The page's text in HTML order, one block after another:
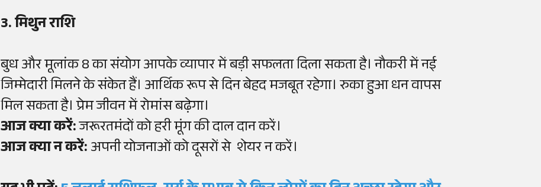
3. मिथुन राशि
बुध और मूलांक 8 का संयोग आपके व्यापार में बड़ी सफलता दिला सकता है। नौकरी में नई
जिम्मेदारी मिलने के संकेत हैं। आर्थिक रूप से दिन बेहद मजबूत रहेगा। रुका हुआ धन वापस
मिल सकता है। प्रेम जीवन में रोमांस बढ़ेगा।
आज क्या करें:जरूरतमंदों को हरी मूंग की दाल दान करें।
आज क्या न करें:अपनी योजनाओं को दूसरों से शेयर न करें।